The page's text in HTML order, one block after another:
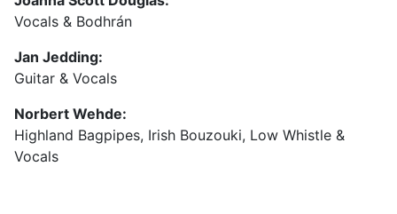
Vocals & Bodhrán
Jan Jedding:
Guitar & Vocals
Norbert Wehde:
Highland Bagpipes, Irish Bouzouki, Low Whistle &
Vocals